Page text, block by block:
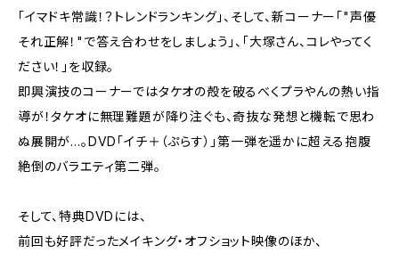
「イマドキ常識！？トレンドランキング」、そして、新コーナー「"声優
それ正解！"で答え合わせをしましょう」、「大塚さん、コレやってく
ださい！」を収録。
即興演技のコーナーではタケオの殻を破るべくプラやんの熱い指
導が！タケオに無理難題が降り注ぐも、奇抜な発想と機転で思わ
ぬ展開が…。DVD「イチ＋（ぷらす）」第一弾を遥かに超える抱腹
絶倒のバラエティ第二弾。
そして、特典DVDには、
前回も好評だったメイキング・オフショット映像のほか、